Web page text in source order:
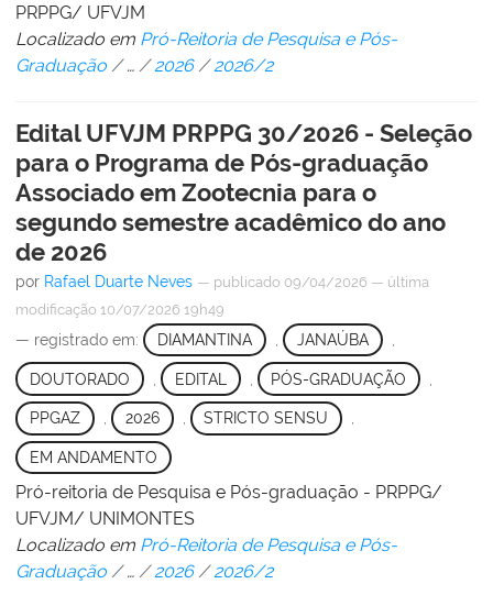
PRPPG/ UFVJM
Localizado em Pró-Reitoria de Pesquisa e Pós-
Graduação /… /2026 /2026/2
Edital UFVJM PRPPG 30/2026 - Seleção
para o Programa de Pós-graduação
Associado em Zootecnia para o
segundo semestre acadêmico do ano
de 2026
por Rafael Duarte Neves — publicado 09/04/2026 — última
modificação 10/07/2026 19h49
— registrado em: DIAMANTINA JANAÚBA
DOUTORADO EDITAL PÓS-GRADUAÇÃO
PPGAZ , 2026 , STRICTO SENSU ,
EM ANDAMENTO
Pró-reitoria de Pesquisa e Pós-graduação - PRPPG/
UFVJM/ UNIMONTES
Localizado em Pró-Reitoria de Pesquisa e Pós-
Graduação /… /2026 /2026/2